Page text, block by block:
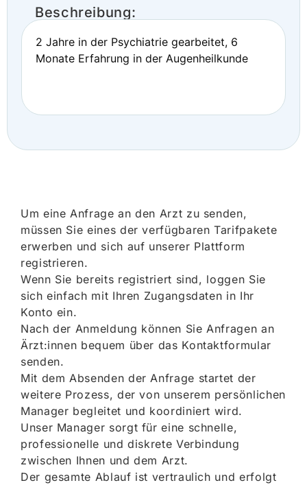
Beschreibung:
2 Jahre in der Psychiatrie gearbeitet, 6
Monate Erfahrung in der Augenheilkunde
Um eine Anfrage an den Arzt zu senden,
müssen Sie eines der verfügbaren Tarifpakete
erwerben und sich auf unserer Plattform
registrieren.
Wenn Sie bereits registriert sind, loggen Sie
sich einfach mit Ihren Zugangsdaten in Ihr
Konto ein.
Nach der Anmeldung können Sie Anfragen an
Ärzt:innen bequem über das Kontaktformular
senden.
Mit dem Absenden der Anfrage startet der
weitere Prozess, der von unserem persönlichen
Manager begleitet und koordiniert wird.
Unser Manager sorgt für eine schnelle,
professionelle und diskrete Verbindung
zwischen Ihnen und dem Arzt.
Der gesamte Ablauf ist vertraulich und erfolgt